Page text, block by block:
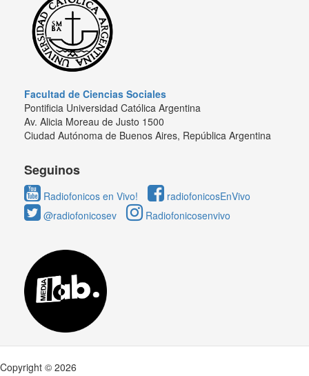
Facultad de Ciencias Sociales
Pontificia Universidad Católica Argentina
Av. Alicia Moreau de Justo 1500
Ciudad Autónoma de Buenos Aires, República Argentina
Seguinos
Radiofonicos en Vivo!
radiofonicosEnVivo
@radiofonicosev
Radiofonicosenvivo
Copyright © 2026